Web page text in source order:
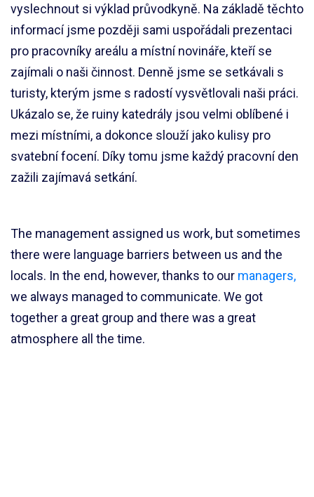
vyslechnout si výklad průvodkyně. Na základě těchto
informací jsme později sami uspořádali prezentaci
pro pracovníky areálu a místní novináře, kteří se
zajímali o naši činnost. Denně jsme se setkávali s
turisty, kterým jsme s radostí vysvětlovali naši práci.
Ukázalo se, že ruiny katedrály jsou velmi oblíbené i
mezi místními, a dokonce slouží jako kulisy pro
svatební focení. Díky tomu jsme každý pracovní den
zažili zajímavá setkání.
The management assigned us work, but sometimes
there were language barriers between us and the
locals. In the end, however, thanks to our managers,
we always managed to communicate. We got
together a great group and there was a great
atmosphere all the time.